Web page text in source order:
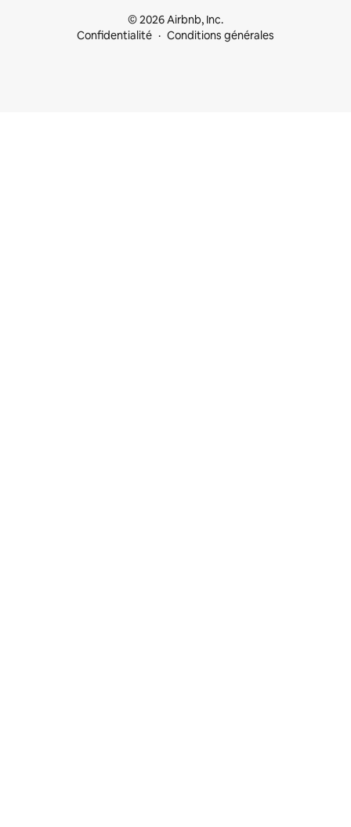
© 2026 Airbnb, Inc.
Confidentialité
Conditions générales